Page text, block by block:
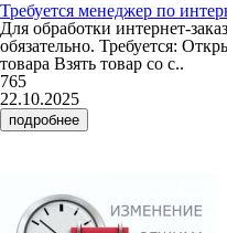
Требуется менеджер по
Для обработки интернет-
обязательно. Требуется:
товара Взять товар со с..
765
22.10.2025
подробнее